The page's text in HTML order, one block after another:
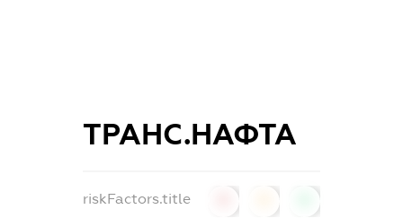
ТРАНС.НАФТА
riskFactors.title